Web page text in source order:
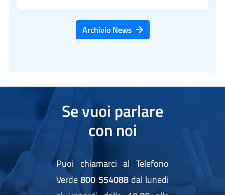
Archivio News
Se vuoi parlare
con noi
Puoi chiamarci al Telefono
Verde800 554088dal lunedi